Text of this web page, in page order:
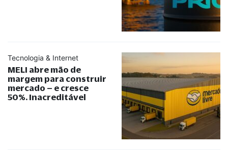
Tecnologia & Internet
MELI abre mão de
margem para construir
mercado – e cresce
50%. Inacreditável